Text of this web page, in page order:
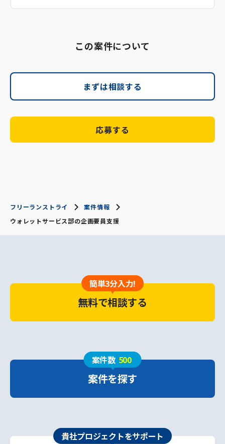
この案件について
まずは相談する
応募する
フリーランストライ
案件情報
ウォレットサービス部の企画要員支援
簡単3分入力!
無料で相談する
案件数 500
案件を探す
貴社プロジェクトをサポート